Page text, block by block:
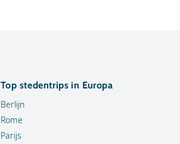
Top stedentrips in Europa
Berlijn
Rome
Parijs